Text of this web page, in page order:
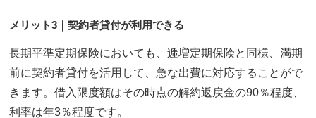
メリット3｜契約者貸付が利用できる
長期平準定期保険においても、逓増定期保険と同様、満期
前に契約者貸付を活用して、急な出費に対応することがで
きます。借入限度額はその時点の解約返戻金の90％程度、
利率は年3％程度です。